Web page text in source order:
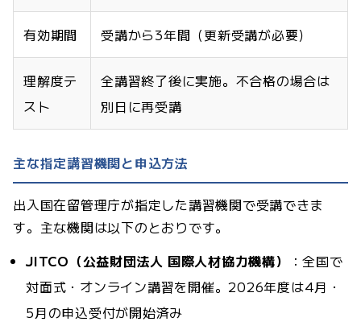
有効期間 受講から3年間（更新受講が必要）
理解度テ
スト
全講習終了後に実施。不合格の場合は
別日に再受講
主な指定講習機関と申込方法
出入国在留管理庁が指定した講習機関で受講できま
す。主な機関は以下のとおりです。
JITCO（公益財団法人 国際人材協力機構）
：全国で
対面式・オンライン講習を開催。2026年度は4月・
5月の申込受付が開始済み